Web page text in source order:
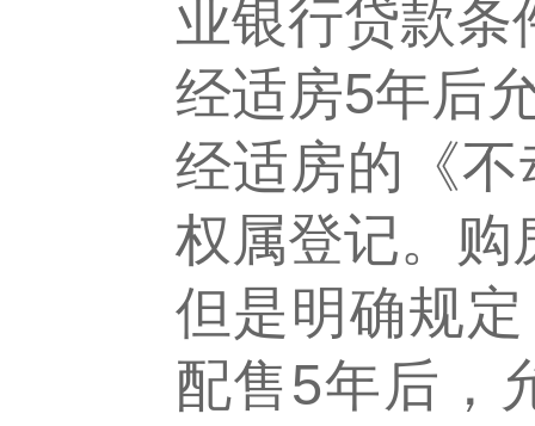
业银行贷款条
经适房5年后
经适房的《
权属登记。购
但是明确规
配售5年后，